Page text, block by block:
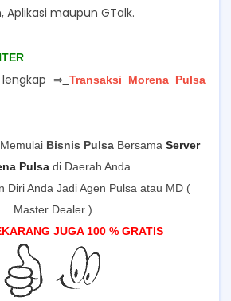
Aplikasi maupun GTalk.
⇒ Transaksi Morena Pulsa
Bisnis Pulsa Bersama Server
Pulsadi Daerah Anda
Diri Anda Jadi Agen Pulsa atau MD (
Master Dealer )
JUGA 100 % GRATIS